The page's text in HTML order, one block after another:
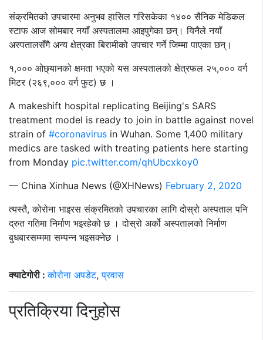
संक्रमितको उपचारमा अनुभव हासिल गरिसकेका १४०० सैनिक मेडिकल
स्टाफ आज सोमबार नयाँ अस्पतालमा आइपुगेका छन्। यिनैले नयाँ
अस्पतालसँगै अन्य क्षेत्रका बिरामीको उपचार गर्ने जिम्मा पाएका छन्।
१,००० ओछ्यानको क्षमता भएको यस अस्पतालको क्षेत्रफल २५,००० वर्ग
मिटर (२६९,००० वर्ग फुट) छ ।
A makeshift hospital replicating Beijing's SARS
treatment model is ready to join in battle against novel
strain of #coronavirus in Wuhan. Some 1,400 military
medics are tasked with treating patients here starting
from Monday pic.twitter.com/qhUbcxkoy0
— China Xinhua News (@XHNews) February 2, 2020
त्यस्तै, कोरोना भाइरस संक्रमितको उपचारका लागि दोस्रो अस्पताल पनि
द्रुत गतिमा निर्माण भइरहेको छ । दोस्रो अर्को अस्पतालको निर्माण
बुधबारसम्ममा सम्पन्न भइसक्नेछ ।
क्याटेगोरी :कोरोना अपडेट,प्रवास
प्रतिक्रिया दिनुहोस